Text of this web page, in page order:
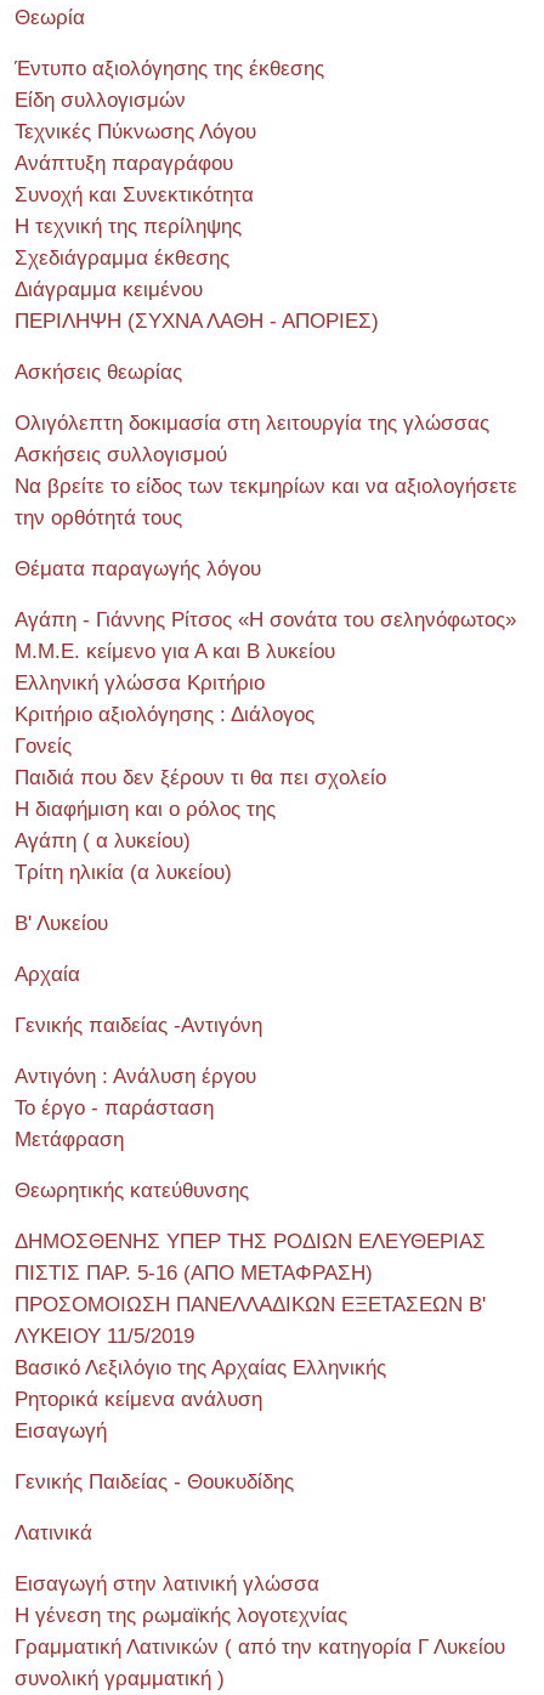
Θεωρία
Έντυπο αξιολόγησης της έκθεσης
Είδη συλλογισμών
Τεχνικές Πύκνωσης Λόγου
Ανάπτυξη παραγράφου
Συνοχή και Συνεκτικότητα
Η τεχνική της περίληψης
Σχεδιάγραμμα έκθεσης
Διάγραμμα κειμένου
ΠΕΡΙΛΗΨΗ (ΣΥΧΝΑ ΛΑΘΗ - ΑΠΟΡΙΕΣ)
Ασκήσεις θεωρίας
Ολιγόλεπτη δοκιμασία στη λειτουργία της γλώσσας
Ασκήσεις συλλογισμού
Να βρείτε το είδος των τεκμηρίων και να αξιολογήσετε
την ορθότητά τους
Θέματα παραγωγής λόγου
Αγάπη - Γιάννης Ρίτσος «Η σονάτα του σεληνόφωτος»
Μ.Μ.Ε. κείμενο για Α και Β λυκείου
Ελληνική γλώσσα Κριτήριο
Κριτήριο αξιολόγησης : Διάλογος
Γονείς
Παιδιά που δεν ξέρουν τι θα πει σχολείο
Η διαφήμιση και ο ρόλος της
Αγάπη ( α λυκείου)
Τρίτη ηλικία (α λυκείου)
Β' Λυκείου
Αρχαία
Γενικής παιδείας -Αντιγόνη
Αντιγόνη : Ανάλυση έργου
Το έργο - παράσταση
Μετάφραση
Θεωρητικής κατεύθυνσης
ΔΗΜΟΣΘΕΝΗΣ ΥΠΕΡ ΤΗΣ ΡΟΔΙΩΝ ΕΛΕΥΘΕΡΙΑΣ
ΠΙΣΤΙΣ ΠΑΡ. 5-16 (ΑΠΟ ΜΕΤΑΦΡΑΣΗ)
ΠΡΟΣΟΜΟΙΩΣΗ ΠΑΝΕΛΛΑΔΙΚΩΝ ΕΞΕΤΑΣΕΩΝ Β'
ΛΥΚΕΙΟΥ 11/5/2019
Βασικό Λεξιλόγιο της Αρχαίας Ελληνικής
Ρητορικά κείμενα ανάλυση
Εισαγωγή
Γενικής Παιδείας - Θουκυδίδης
Λατινικά
Εισαγωγή στην λατινική γλώσσα
Η γένεση της ρωμαϊκής λογοτεχνίας
Γραμματική Λατινικών ( από την κατηγορία Γ Λυκείου
συνολική γραμματική )